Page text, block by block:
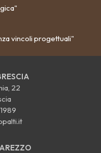
vincoli progettuali"
22